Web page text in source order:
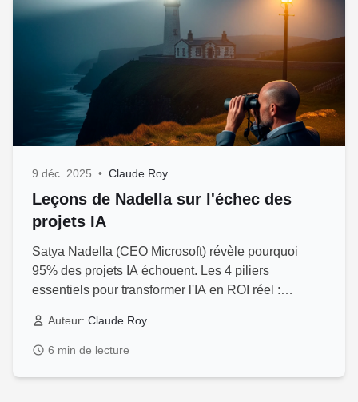
9 déc. 2025 • Claude Roy
Leçons de Nadella sur l'échec des
projets IA
Satya Nadella (CEO Microsoft) révèle pourquoi
95% des projets IA échouent. Les 4 piliers
essentiels pour transformer l'IA en ROI réel :
Auteur: Claude Roy
6 min de lecture